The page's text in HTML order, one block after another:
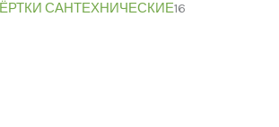
САНТЕХНИЧЕСКИЕ16